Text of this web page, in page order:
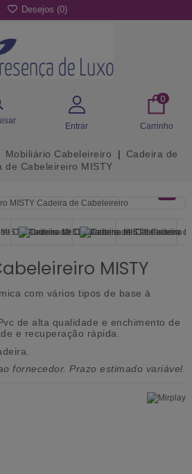
Desejos (0)
Entrar
0
Carrinho
Mobiliário Cabeleireiro
Cadeira de
de Cabeleireiro MISTY
MISTY
com vários tipos de base à
de alta qualidade e enchimento de
e recuperação rápida.
fornecedor. Prazo estimado variável.